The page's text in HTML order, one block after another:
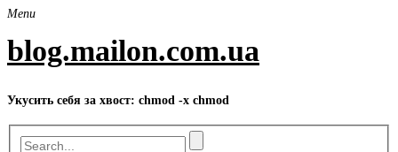
Skip
content
Menu
blog.mailon.com.ua
Укусить себя за хвост: chmod -x chmod